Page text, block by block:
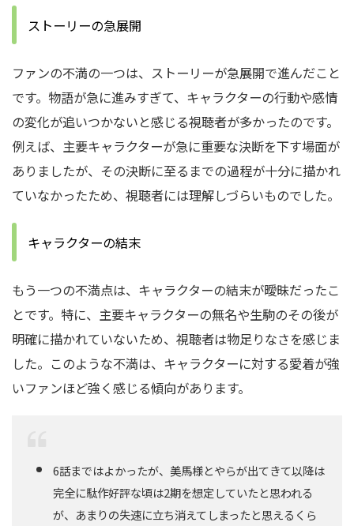
ストーリーの急展開
ファンの不満の一つは、ストーリーが急展開で進んだこと
です。物語が急に進みすぎて、キャラクターの行動や感情
の変化が追いつかないと感じる視聴者が多かったのです。
例えば、主要キャラクターが急に重要な決断を下す場面が
ありましたが、その決断に至るまでの過程が十分に描かれ
ていなかったため、視聴者には理解しづらいものでした。
キャラクターの結末
もう一つの不満点は、キャラクターの結末が曖昧だったこ
とです。特に、主要キャラクターの無名や生駒のその後が
明確に描かれていないため、視聴者は物足りなさを感じま
した。このような不満は、キャラクターに対する愛着が強
いファンほど強く感じる傾向があります。
6話まではよかったが、美馬様とやらが出てきて以降は
完全に駄作好評な頃は2期を想定していたと思われる
が、あまりの失速に立ち消えてしまったと思えるくら